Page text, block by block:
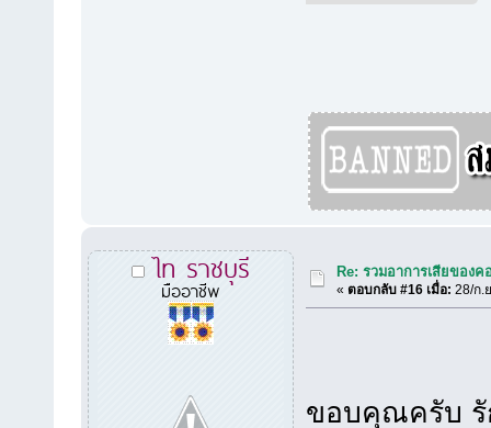
ไท ราชบุรี
มืออาชีพ
Re: รวมอาการเสียของ
«ตอบกลับ #16 เมื่อ: 28/ก.
ขอบคุณครับ รั